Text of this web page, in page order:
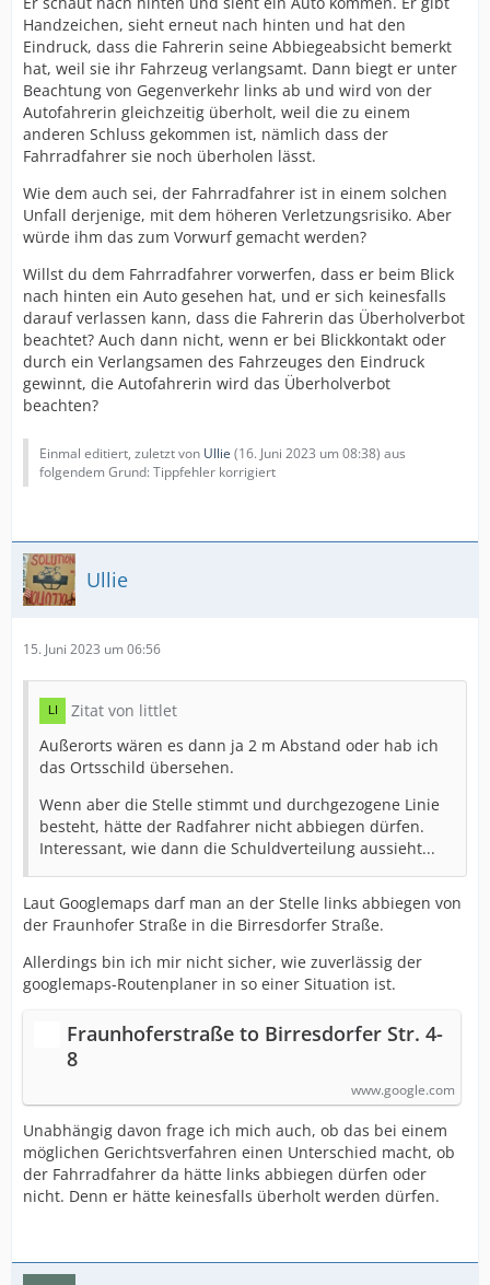
Handzeichen, sieht erneut nach hinten und hat den
Eindruck, dass die Fahrerin seine Abbiegeabsicht bemerkt
hat, weil sie ihr Fahrzeug verlangsamt. Dann biegt er unter
Beachtung von Gegenverkehr links ab und wird von der
Autofahrerin gleichzeitig überholt, weil die zu einem
anderen Schluss gekommen ist, nämlich dass der
Fahrradfahrer sie noch überholen lässt.
Wie dem auch sei, der Fahrradfahrer ist in einem solchen
Unfall derjenige, mit dem höheren Verletzungsrisiko. Aber
würde ihm das zum Vorwurf gemacht werden?
Willst du dem Fahrradfahrer vorwerfen, dass er beim Blick
nach hinten ein Auto gesehen hat, und er sich keinesfalls
darauf verlassen kann, dass die Fahrerin das Überholverbot
beachtet? Auch dann nicht, wenn er bei Blickkontakt oder
durch ein Verlangsamen des Fahrzeuges den Eindruck
gewinnt, die Autofahrerin wird das Überholverbot
beachten?
Einmal editiert, zuletzt von Ullie (16. Juni 2023 um 08:38) aus
folgendem Grund: Tippfehler korrigiert
Ullie
15. Juni 2023 um 06:56
Zitat von littlet
Außerorts wären es dann ja 2 m Abstand oder hab ich
das Ortsschild übersehen.
Wenn aber die Stelle stimmt und durchgezogene Linie
besteht, hätte der Radfahrer nicht abbiegen dürfen.
Interessant, wie dann die Schuldverteilung aussieht...
Laut Googlemaps darf man an der Stelle links abbiegen von
der Fraunhofer Straße in die Birresdorfer Straße.
Allerdings bin ich mir nicht sicher, wie zuverlässig der
googlemaps-Routenplaner in so einer Situation ist.
Fraunhoferstraße to Birresdorfer Str. 4-
8
www.google.com
Unabhängig davon frage ich mich auch, ob das bei einem
möglichen Gerichtsverfahren einen Unterschied macht, ob
der Fahrradfahrer da hätte links abbiegen dürfen oder
nicht. Denn er hätte keinesfalls überholt werden dürfen.